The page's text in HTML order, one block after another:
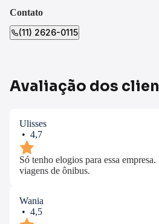
Contato
(11) 2626-0115
Avaliação dos
Ulisses
• 4,7
Só tenho elogios para essa
viagens de ônibus.
Wania
• 4,5